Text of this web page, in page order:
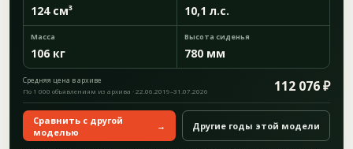
124 см³ 10,1 л.с.
Масса
106 кг
Высота сиденья
780 мм
Средняя цена в архиве 112 076 ₽
По 1 000 объявлениям из архива · 22.06.2019–31.07.2026
Сравнить с другой
моделью
→ Другие годы этой модели